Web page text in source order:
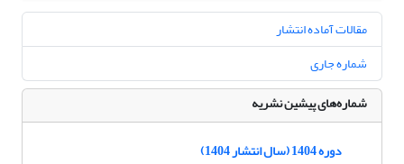
مقالات آماده انتشار
شماره جاری
شماره‌های پیشین نشریه
دوره 1404 (سال انتشار 1404)